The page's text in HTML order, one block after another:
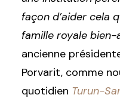
façon d’aider cela
famille royale bien-
ancienne
Porvarit, comme
quotidien Turun-